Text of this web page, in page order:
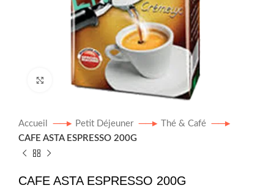
Click to enlarge
Accueil Petit Déjeuner
Thé & Café
CAFE ASTA ESPRESSO 200G
CAFE ASTA ESPRESSO 200G